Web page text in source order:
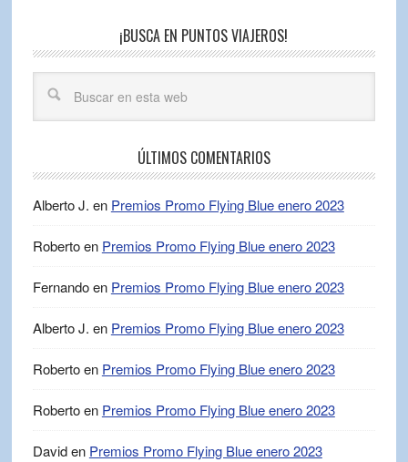
¡BUSCA EN PUNTOS VIAJEROS!
ÚLTIMOS COMENTARIOS
Alberto J. en Premios Promo Flying Blue enero 2023
Robertoen Premios Promo Flying Blue enero 2023
Fernandoen Premios Promo Flying Blue enero 2023
Alberto J. en Premios Promo Flying Blue enero 2023
Robertoen Premios Promo Flying Blue enero 2023
Robertoen Premios Promo Flying Blue enero 2023
Daviden Premios Promo Flying Blue enero 2023